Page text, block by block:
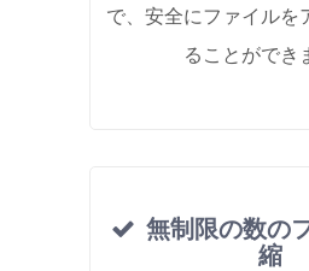
で、安全にファイルを
ることができ
無制限の数の
縮